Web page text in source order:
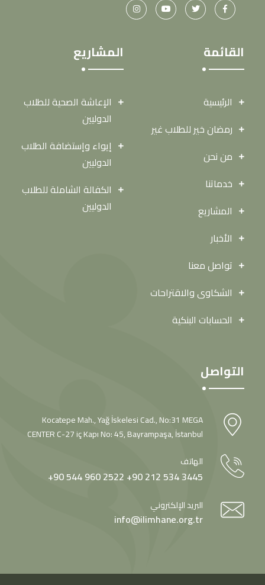
القائمة
الرئيسية
رمضان خير للطلاب غير
من نحن
خدماتنا
المشاريع
الأخبار
تواصل معنا
الشكاوى والاقتراحات
الحسابات البنكية
المشاريع
الإعاشة الصحية للطلاب
الدوليين
إيواء وإستضافة الطلاب
الدوليين
الكفالة الشاملة للطلاب
الدوليين
التواصل
Kocatepe Mah., Yağ İskelesi Cad., No:31 MEGA
CENTER C-27 iç Kapı No: 45, Bayrampaşa, İstanbul
الهاتف
+90 212 534 3445
+90 544 960 2522
البريد الإلكتروني
info@ilimhane.org.tr